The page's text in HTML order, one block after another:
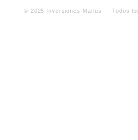
© 2025 Inversiones Marlus · Todos